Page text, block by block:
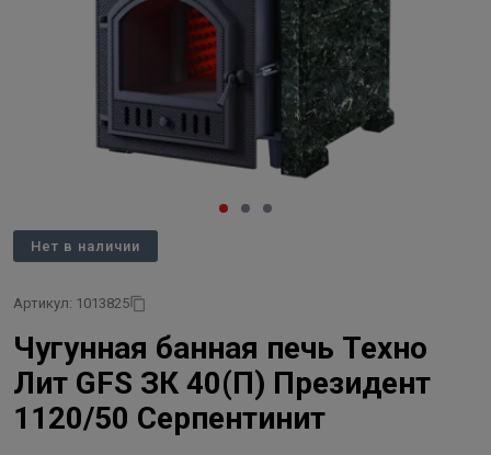
Нет в наличии
Артикул: 1013825
Чугунная банная печь Техно
Лит GFS ЗК 40(П) Президент
1120/50 Серпентинит